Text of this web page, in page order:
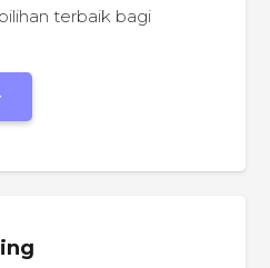
terbaik bagi